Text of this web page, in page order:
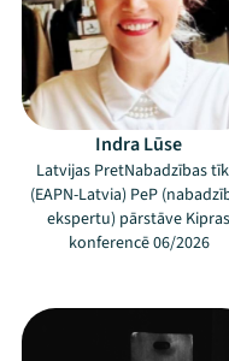
Indra Lūse
Latvijas PretNabadzības
(EAPN-Latvia) PeP
ekspertu) pārstāve Kipras
konferencē 06/2026